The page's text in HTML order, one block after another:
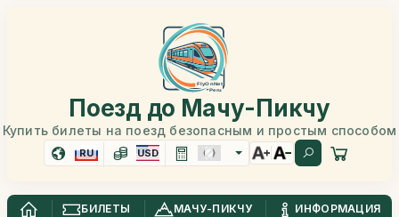
Поезд до Мачу-Пикчу
Купить билеты на поезд безопасным и простым способом
RU USD
БИЛЕТЫ МАЧУ-ПИКЧУ
ИНФОРМАЦИЯ